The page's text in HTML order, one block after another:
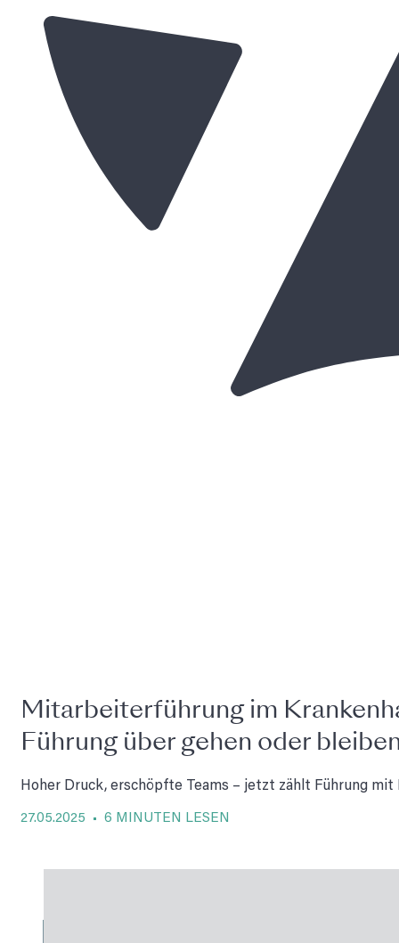
Mitarbeiterführung im
Führung über gehen oder
Hoher Druck, erschöpfte Teams – jetzt zählt Führung
27.05.2025 • 6 MINUTEN LESEN